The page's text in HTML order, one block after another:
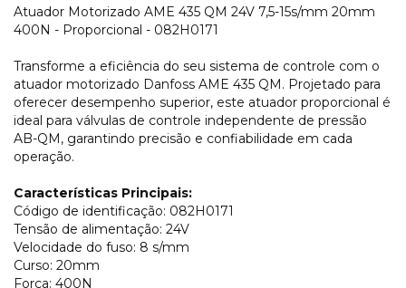
Atuador Motorizado AME 435 QM 24V 7,5-15s/mm 20mm
400N - Proporcional - 082H0171
Transforme a eficiência do seu sistema de controle com o
atuador motorizado Danfoss AME 435 QM. Projetado para
oferecer desempenho superior, este atuador proporcional é
ideal para válvulas de controle independente de pressão
AB-QM, garantindo precisão e confiabilidade em cada
operação.
Características Principais:
Código de identificação: 082H0171
Tensão de alimentação: 24V
Velocidade do fuso: 8 s/mm
Curso: 20mm
Força: 400N